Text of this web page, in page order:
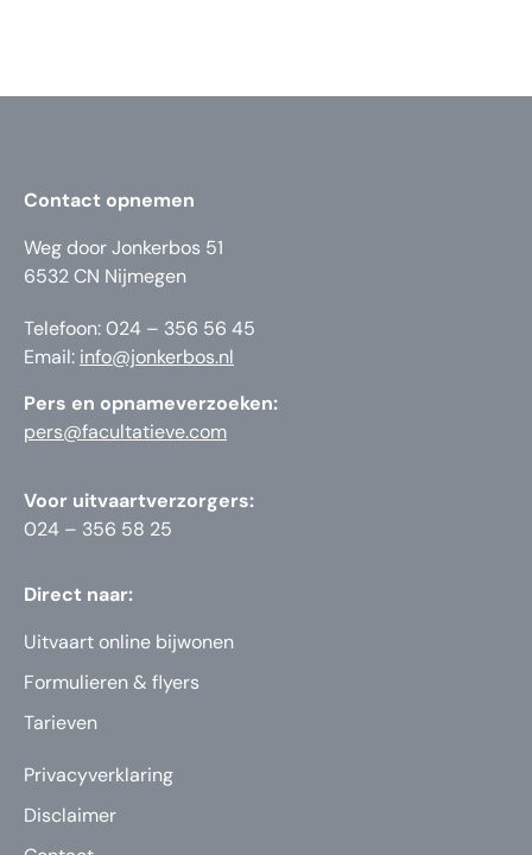
Contact opnemen
Weg door Jonkerbos 51
6532 CN Nijmegen
Telefoon: 024 – 356 56 45
Email: info@jonkerbos.nl
Pers en opnameverzoeken:
pers@facultatieve.com
Voor uitvaartverzorgers:
024 – 356 58 25
Direct naar:
Uitvaart online bijwonen
Formulieren & flyers
Tarieven
Privacyverklaring
Disclaimer